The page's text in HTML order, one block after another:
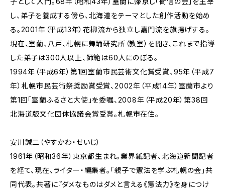
し、弟子を養成する傍ら、北海道をテーマとした創作活動を始め
る。2001年（平成13年）花柳流から独立し嘉門流を旗揚げする。
現在、室蘭、八戸、札幌に舞踊研究所（教室）を開き、これまで指導
した弟子は300人以上、師範は60人にのぼる。
1994年（平成6年）第1回室蘭市民芸術文化賞受賞、95年（平成7
年）札幌市民芸術祭奨励賞受賞、2002年（平成14年）室蘭市より
第1回「室蘭ふるさと大使」を委嘱、2008年（平成20年）第38回
北海道版文化団体協議会賞受賞。札幌市在住。
安川誠二（やすかわ・せいじ）
1961年（昭和36年）東京都生まれ。業界紙記者、北海道新聞記者
を経て、現在、ライター・編集者。「親子で憲法を学ぶ札幌の会」共
同代表。共著に『ダメなものはダメと言える《憲法力》を身につけ